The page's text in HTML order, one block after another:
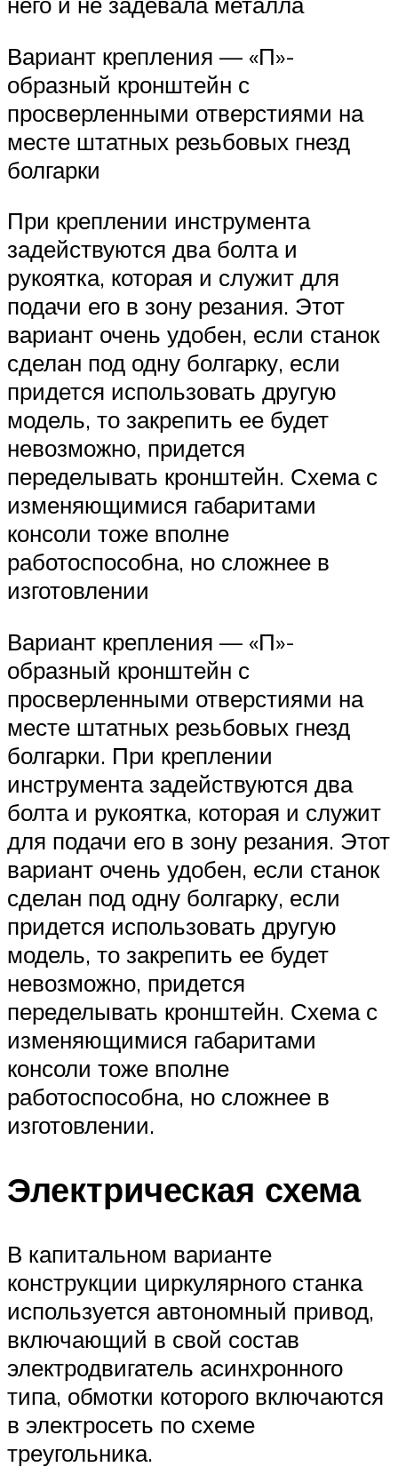
Вариант крепления — «П»-
образный кронштейн с
просверленными отверстиями на
месте штатных резьбовых гнезд
болгарки
При креплении инструмента
задействуются два болта и
рукоятка, которая и служит для
подачи его в зону резания. Этот
вариант очень удобен, если станок
сделан под одну болгарку, если
придется использовать другую
модель, то закрепить ее будет
невозможно, придется
переделывать кронштейн. Схема с
изменяющимися габаритами
консоли тоже вполне
работоспособна, но сложнее в
изготовлении
Вариант крепления — «П»-
образный кронштейн с
просверленными отверстиями на
месте штатных резьбовых гнезд
болгарки. При креплении
инструмента задействуются два
болта и рукоятка, которая и служит
для подачи его в зону резания. Этот
вариант очень удобен, если станок
сделан под одну болгарку, если
придется использовать другую
модель, то закрепить ее будет
невозможно, придется
переделывать кронштейн. Схема с
изменяющимися габаритами
консоли тоже вполне
работоспособна, но сложнее в
изготовлении.
Электрическая схема
В капитальном варианте
конструкции циркулярного станка
используется автономный привод,
включающий в свой состав
электродвигатель асинхронного
типа, обмотки которого включаются
в электросеть по схеме
треугольника.